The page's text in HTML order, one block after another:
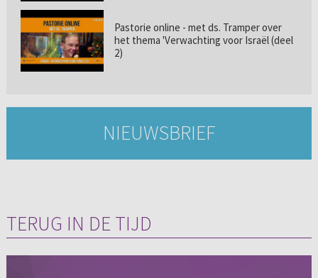
Pastorie online - met ds. Tramper over
het thema 'Verwachting voor Israël (deel
2)
NIEUWSBRIEF
TERUG IN DE TIJD